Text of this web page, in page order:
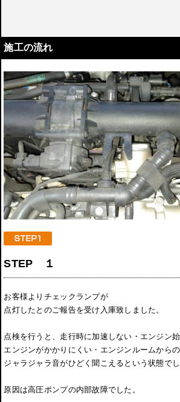
施工の流れ
STEP １
お客様よりチェックランプが
点灯したとのご報告を受け入庫致しました。
点検を行うと、走行時に加速しない・エンジン
エンジンがかかりにくい・エンジンルームからの
ジャラジャラ音がひどく聞こえるという状態でし
原因は高圧ポンプの内部故障でした。